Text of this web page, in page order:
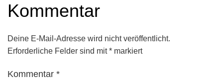
Kommentar
Deine E-Mail-Adresse wird nicht veröffentlicht.
Erforderliche Felder sind mit* markiert
Kommentar *